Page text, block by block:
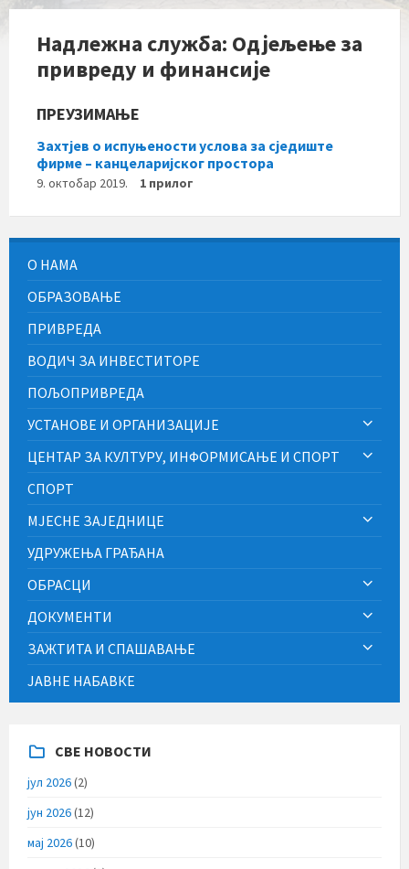
Надлежна служба: Одјељење за
привреду и финансије
ПРЕУЗИМАЊЕ
Захтјев о испуњености услова за сједиште
фирме – канцеларијског простора
9. октобар 2019. 1 прилог
О НАМА
ОБРАЗОВАЊЕ
ПРИВРЕДА
ВОДИЧ ЗА ИНВЕСТИТОРЕ
ПОЉОПРИВРЕДА
УСТАНОВЕ И ОРГАНИЗАЦИЈЕ
ЦЕНТАР ЗА КУЛТУРУ, ИНФОРМИСАЊЕ И СПОРТ
СПОРТ
МЈЕСНЕ ЗАЈЕДНИЦЕ
УДРУЖЕЊА ГРАЂАНА
ОБРАСЦИ
ДОКУМЕНТИ
ЗАЖТИТА И СПАШАВАЊЕ
ЈАВНЕ НАБАВКЕ
СВЕ НОВОСТИ
јул 2026(2)
јун 2026(12)
мај 2026(10)